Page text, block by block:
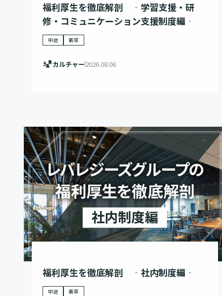
福利厚生を徹底解剖 ‐学習支援・研
修・コミュニケーション支援制度編‐
中途 新卒
カルチャー2026.08.06
福利厚生を徹底解剖 ‐社内制度編‐
中途 新卒